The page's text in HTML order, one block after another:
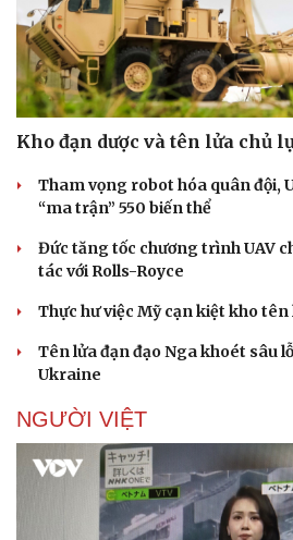
Doanh nghiệp
Thông tin doanh nghiệp
Doanh nghiệp 24h
Doanh nhân
Vì cộng đồng
Tin
Trải
Kho đạn dược và tên lửa chủ
Tham vọng robot hóa quân đội,
“ma trận” 550 biến thể
Đức tăng tốc chương trình UAV
tác với Rolls-Royce
Thực hư việc Mỹ cạn kiệt kho
Tên lửa đạn đạo Nga khoét sâu
Ukraine
NGƯỜI VIỆT